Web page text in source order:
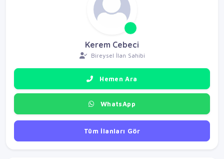
Kerem Cebeci
Bireysel İlan Sahibi
Hemen Ara
WhatsApp
Tüm İlanları Gör